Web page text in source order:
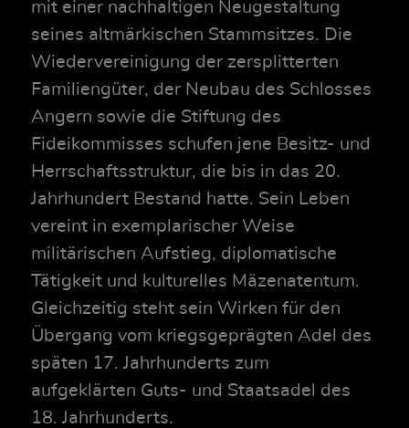
mit einer nachhaltigen Neugestaltung
seines altmärkischen Stammsitzes. Die
Wiedervereinigung der zersplitterten
Familiengüter, der Neubau des Schlosses
Angern sowie die Stiftung des
Fideikommisses schufen jene Besitz- und
Herrschaftsstruktur, die bis in das 20.
Jahrhundert Bestand hatte. Sein Leben
vereint in exemplarischer Weise
militärischen Aufstieg, diplomatische
Tätigkeit und kulturelles Mäzenatentum.
Gleichzeitig steht sein Wirken für den
Übergang vom kriegsgeprägten Adel des
späten 17. Jahrhunderts zum
aufgeklärten Guts- und Staatsadel des
18. Jahrhunderts.